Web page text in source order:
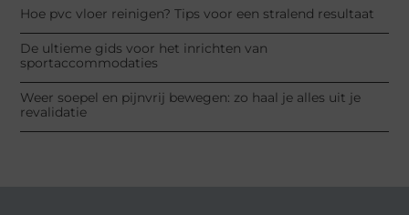
Hoe pvc vloer reinigen? Tips voor een stralend resultaat
De ultieme gids voor het inrichten van
sportaccommodaties
Weer soepel en pijnvrij bewegen: zo haal je alles uit je
revalidatie